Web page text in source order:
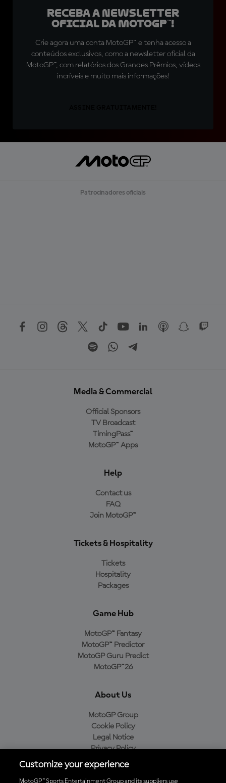
Receba a newsletter
oficial da MotoGP™!
Crie agora uma conta MotoGP™ e tenha acesso a
conteúdos exclusivos, como a newsletter oficial da
MotoGP™, com relatórios dos Grandes Prêmios, vídeos
incríveis e muito mais informações!
Patrocinadores oficiais
Media & Commercial
Official Sponsors
TV Broadcast
TimingPass™
MotoGP™ Apps
Help
Contact us
FAQ
Join MotoGP™
Tickets & Hospitality
Tickets
Hospitality
Packages
Game Hub
MotoGP™ Fantasy
MotoGP™ Predictor
MotoGP Guru Predict
MotoGP™26
About Us
MotoGP Group
Cookie Policy
Legal Notice
Privacy Policy
Purchase Policy
Customize your experience
MotoGP™ Sports Entertainment Group and its suppliers use